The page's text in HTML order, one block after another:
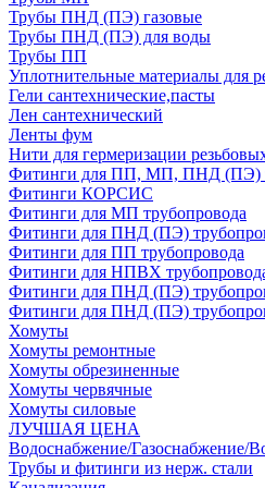
Трубы ПНД (ПЭ) газовые
Трубы ПНД (ПЭ) для воды
Трубы ПП
Уплотнительные материалы для
Гели сантехнические,пасты
Лен сантехнический
Ленты фум
Нити для гермеризации
Фитинги для ПП, МП, ПНД (ПЭ)
Фитинги КОРСИС
Фитинги для МП трубопровода
Фитинги для ПНД (ПЭ)
Фитинги для ПП трубопровода
Фитинги для НПВХ
Фитинги для ПНД (ПЭ)
Фитинги для ПНД (ПЭ)
Хомуты
Хомуты ремонтные
Хомуты обрезиненные
Хомуты червячные
Хомуты силовые
ЛУЧШАЯ ЦЕНА
Водоснабжение/Газоснабжение/
Трубы и фитинги из нерж. стали